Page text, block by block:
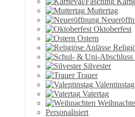
Muttertag
Oktoberfest
Ostern
Silvester
Trauer
Valentinstag
Vatertag
Personalisiert